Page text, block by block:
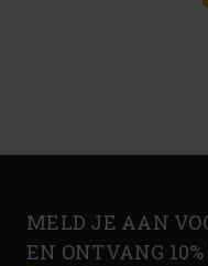
MELD JE AAN
EN ONTVANG